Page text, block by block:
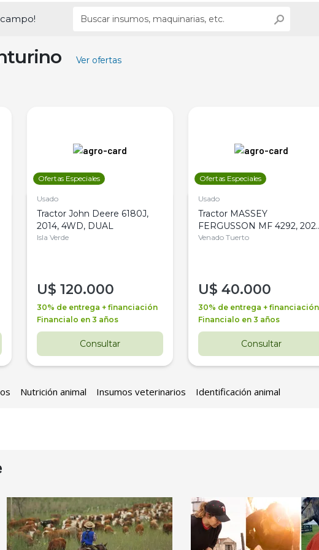
Ver ofertas
Ofertas Especiales
Usado
Tractor John Deere 6180J,
2014, 4WD, DUAL
Isla Verde
U$ 120.000
30% de entrega + financiación
Financialo en 3 años
Consultar
Ofertas Especiales
Usado
Tractor MASSEY
FERGUSSON MF 4292,
4WD, PATON
Venado Tuerto
U$ 40.000
30% de entrega + financiación
Financialo en 3 años
Consultar
Nutrición animal Insumos veterinarios Identificación animal